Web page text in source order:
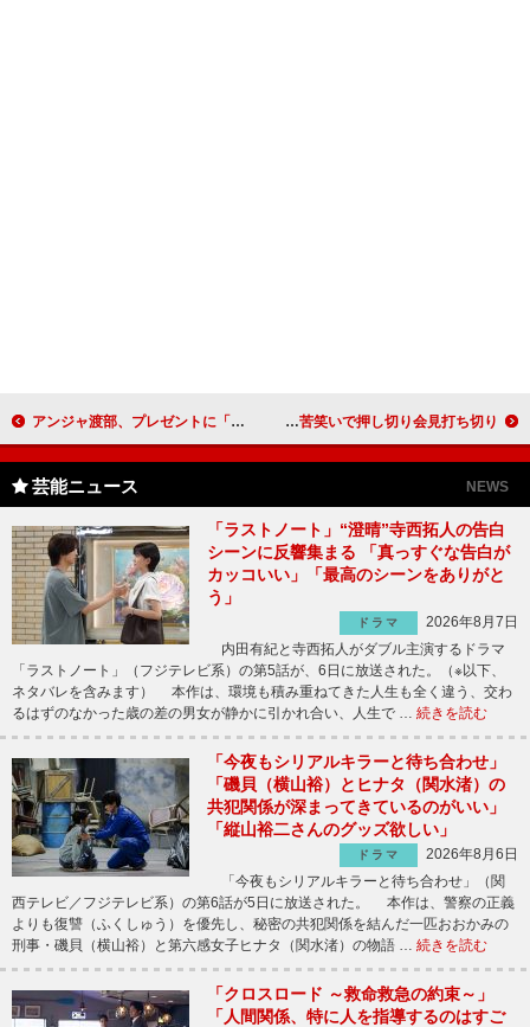
アンジャ渡部、プレゼントに「何を“のぞみ”ますか？」 昔の彼女には贈ったプレゼントで怒られた経験も 道端ジェシカ、盗難騒動＆デート語らず 苦笑いで押し切り会見打ち切り
芸能ニュース NEWS
「ラストノート」“澄晴”寺西拓人の告白
シーンに反響集まる 「真っすぐな告白が
カッコいい」「最高のシーンをありがと
う」
ドラマ
2026年8月7日
内田有紀と寺西拓人がダブル主演するドラマ
「ラストノート」（フジテレビ系）の第5話が、6日に放送された。（※以下、
ネタバレを含みます） 本作は、環境も積み重ねてきた人生も全く違う、交わ
るはずのなかった歳の差の男女が静かに引かれ合い、人生で … 続きを読む
「今夜もシリアルキラーと待ち合わせ」
「磯貝（横山裕）とヒナタ（関水渚）の
共犯関係が深まってきているのがいい」
「縦山裕二さんのグッズ欲しい」
ドラマ
2026年8月6日
「今夜もシリアルキラーと待ち合わせ」（関
西テレビ／フジテレビ系）の第6話が5日に放送された。 本作は、警察の正義
よりも復讐（ふくしゅう）を優先し、秘密の共犯関係を結んだ一匹おおかみの
刑事・磯貝（横山裕）と第六感女子ヒナタ（関水渚）の物語 … 続きを読む
「クロスロード ～救命救急の約束～」
「人間関係、特に人を指導するのはすご